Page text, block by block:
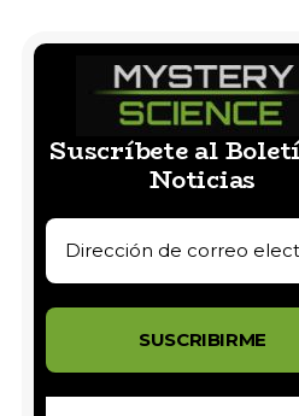
Suscríbete al
Noticias